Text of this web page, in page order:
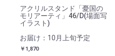
アクリルスタンド「憂国の
モリアーティ」46/D(場面写
イラスト)
お届け：10月上旬予定
￥1,870